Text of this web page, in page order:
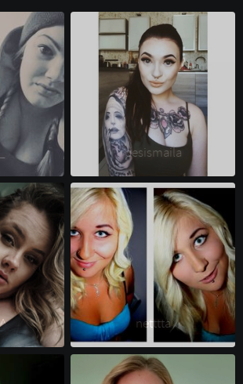
pesismaila
netttta